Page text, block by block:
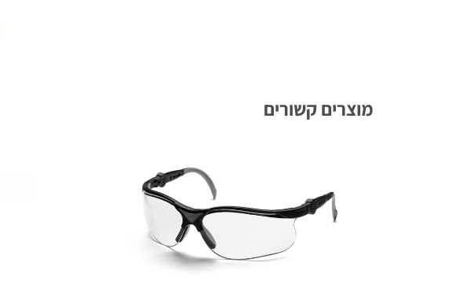
מוצרים קשורים